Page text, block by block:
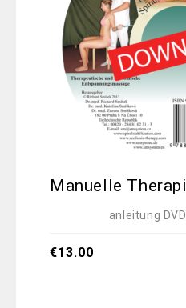
Manuelle
anleitung
€13.00